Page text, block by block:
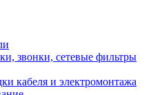
звонки, сетевые фильтры
кабеля и электромонтажа